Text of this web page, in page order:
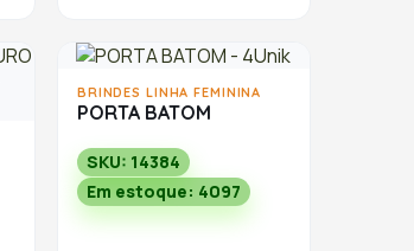
BRINDES LINHA FEMININA
PORTA BATOM
SKU: 14384
Em estoque: 4097